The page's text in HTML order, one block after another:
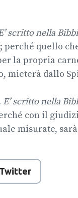
scritto nella
quello
la propria
mieterà dallo
E’ scritto nella
con il
misurate,